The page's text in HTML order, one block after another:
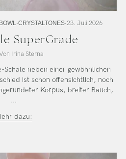
CRYSTALTONES 23. Juli 2026
SuperGrade
Irina Sterna
Schale neben einer gewöhnlichen
ist schon offensichtlich, noch
Korpus, breiter Bauch,
...
dazu: